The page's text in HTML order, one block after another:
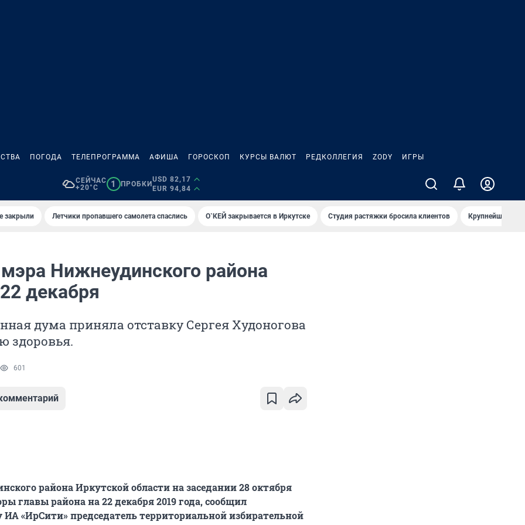
ПОГОДА ТЕЛЕПРОГРАММА АФИША ГОРОСКОП КУРСЫ ВАЛЮТ РЕДКОЛЛЕГИЯ ZODY ИГРЫ
СЕЙЧАС
+20°C
1 ПРОБКИ
USD 82,17
EUR 94,84
закрыли Летчики пропавшего самолета спаслись О`КЕЙ закрывается в Иркутске Студия растяжки бросила клиентов Крупнейшие
Нижнеудинского района
декабря
дума приняла отставку Сергея Худоногова
здоровья.
601
района Иркутской области на заседании 28 октября
главы района на 22 декабря 2019 года, сообщил
ИА «ИрСити» председатель территориальной избирательной